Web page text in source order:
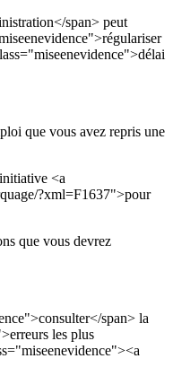
span> peut
que vous avez repris une
<a
?xml=F1637">pour
que vous devrez
span> la
les plus